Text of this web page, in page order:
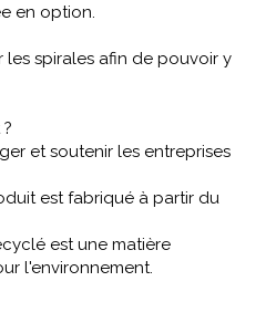
en option.
spirales afin de pouvoir y
et soutenir les entreprises
est fabriqué à partir du
est une matière
l'environnement.